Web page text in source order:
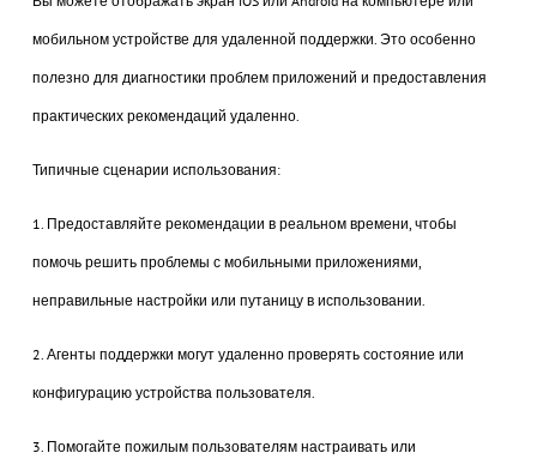
мобильном устройстве для удаленной поддержки. Это особенно
полезно для диагностики проблем приложений и предоставления
практических рекомендаций удаленно.
Типичные сценарии использования:
1. Предоставляйте рекомендации в реальном времени, чтобы
помочь решить проблемы с мобильными приложениями,
неправильные настройки или путаницу в использовании.
2. Агенты поддержки могут удаленно проверять состояние или
конфигурацию устройства пользователя.
3. Помогайте пожилым пользователям настраивать или